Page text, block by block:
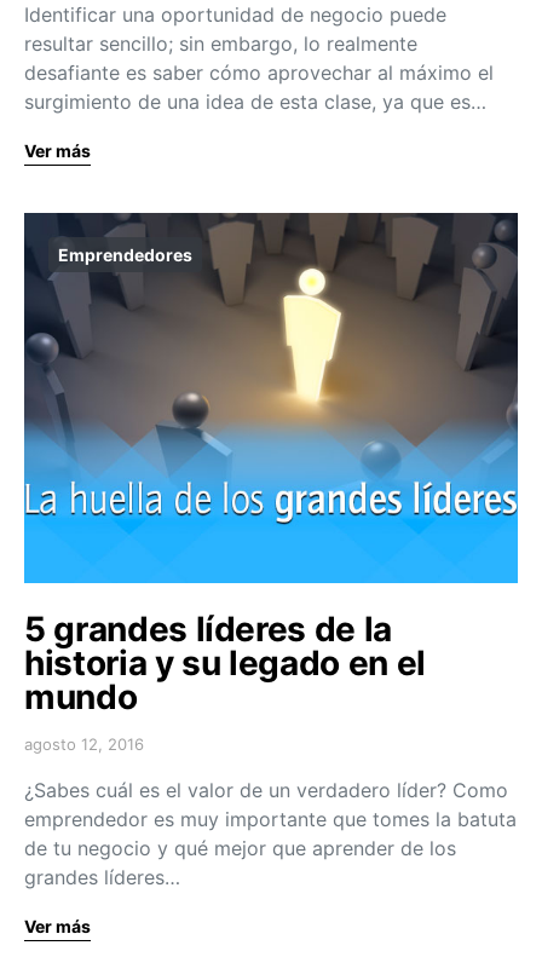
Identificar una oportunidad de negocio puede
resultar sencillo; sin embargo, lo realmente
desafiante es saber cómo aprovechar al máximo el
surgimiento de una idea de esta clase, ya que es…
Ver más
Emprendedores
5 grandes líderes de la
historia y su legado en el
mundo
agosto 12, 2016
¿Sabes cuál es el valor de un verdadero líder? Como
emprendedor es muy importante que tomes la batuta
de tu negocio y qué mejor que aprender de los
grandes líderes…
Ver más